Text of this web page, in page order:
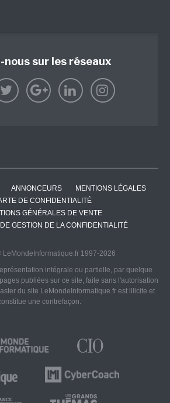
nous sur les réseaux
ANNONCEURS
MENTIONS LÉGALES
DE CONFIDENTIALITÉ
GÉNÉRALES DE VENTE
GESTION DE LA CONFIDENTIALITÉ
LeMondeInformatique.fr 1997-2026
intégrale ou partielle, par quelque
publiées sur ce site, faite sans l'autorisation
du site LeMondeInformatique.fr est illicite et
une contrefaçon.